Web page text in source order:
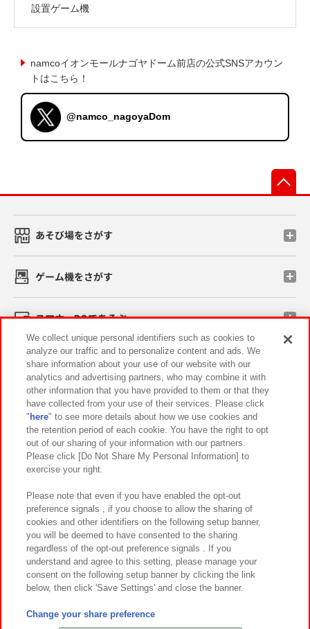
設置ゲーム機
namcoイオンモールナゴヤドーム前店の公式SNSアカウン
トはこちら！
@namco_nagoyaDom
あそび場をさがす
ゲーム機をさがす
スマホ・PCであそぶ
イベント・キャンペーン
関連会社 サステナビリティ サイトポリシー
プライバシーポリシー ウェブアクセシビリティ方針と検証結果
お取引先さまとともに
カスタマーハラスメント対応方針 よくあるご質問・お問い合わせ
©Bandai Namco Amusement Inc.
©Bandai Namco Amusement Lab Inc.
We collect unique personal identifiers such as cookies to
analyze our traffic and to personalize content and ads. We
share information about your use of our website with our
analytics and advertising partners, who may combine it with
other information that you have provided to them or that they
have collected from your use of their services. Please click
" here" to see more details about how we use cookies and
the retention period of each cookie. You have the right to opt
out of our sharing of your information with our partners.
Please click [Do Not Share My Personal Information] to
exercise your right.
Please note that even if you have enabled the opt-out
preference signals , if you choose to allow the sharing of
cookies and other identifiers on the following setup banner,
you will be deemed to have consented to the sharing
regardless of the opt-out preference signals . If you
understand and agree to this setting, please manage your
consent on the following setup banner by clicking the link
below, then click 'Save Settings' and close the banner.
Change your share preference